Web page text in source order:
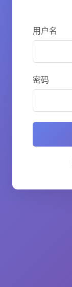
用户名
密码